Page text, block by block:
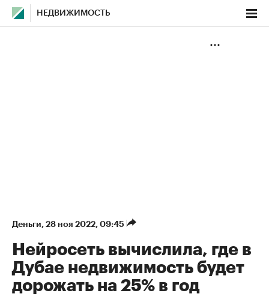
НЕДВИЖИМОСТЬ
Деньги⁠, 28 ноя 2022, 09:45
Нейросеть вычислила, где в
Дубае недвижимость будет
дорожать на 25% в год